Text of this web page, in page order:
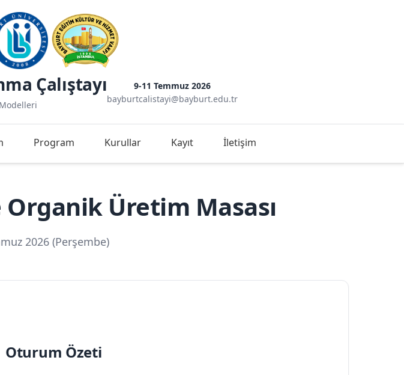
Çalıştayı
9-11 Temmuz 2026
bayburtcalistayi@bayburt.edu.tr
Program Kurullar Kayıt İletişim
Organik Üretim Masası
2026 (Perşembe)
Oturum Özeti